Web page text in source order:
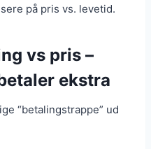
på pris vs. levetid.
vs pris –
ekstra
“betalingstrappe” ud